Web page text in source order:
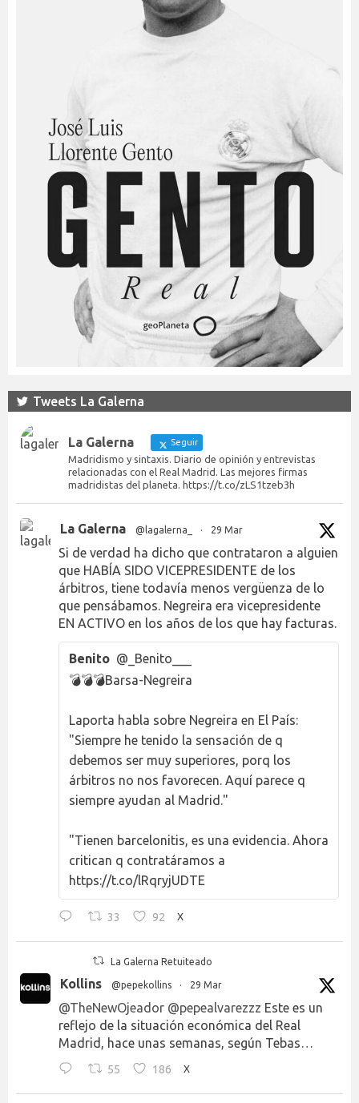
Tweets La Galerna
La Galerna Seguir
Madridismo y sintaxis. Diario de opinión y entrevistas
relacionadas con el Real Madrid. Las mejores firmas
madridistas del planeta. https://t.co/zLS1tzeb3h
La Galerna @lagalerna_ · 29 Mar
Si de verdad ha dicho que contrataron a alguien
que HABÍA SIDO VICEPRESIDENTE de los
árbitros, tiene todavía menos vergüenza de lo
que pensábamos. Negreira era vicepresidente
EN ACTIVO en los años de los que hay facturas.
Benito @_Benito___
💣💣💣Barsa-Negreira
Laporta habla sobre Negreira en El País:
"Siempre he tenido la sensación de q
debemos ser muy superiores, porq los
árbitros no nos favorecen. Aquí parece q
siempre ayudan al Madrid."
"Tienen barcelonitis, es una evidencia. Ahora
critican q contratáramos a
https://t.co/lRqryjUDTE
33 92 X
La Galerna Retuiteado
Kollins @pepekollins · 29 Mar
@TheNewOjeador @pepealvarezzz Este es un
reflejo de la situación económica del Real
Madrid, hace unas semanas, según Tebas…
55 186 X